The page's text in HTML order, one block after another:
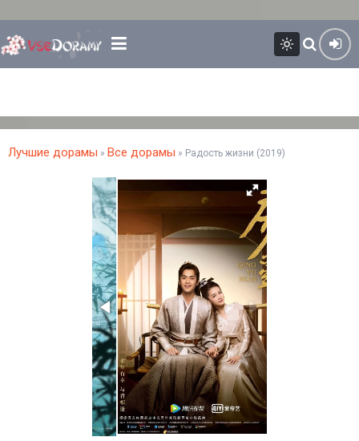
Лучшие дорамы » Все дорамы » Радость жизни (2019)